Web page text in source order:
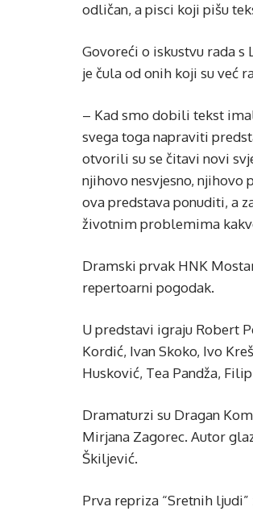
odličan, a pisci koji pišu
Govoreći o iskustvu rada s
je čula od onih koji su već
– Kad smo dobili tekst
svega toga napraviti
otvorili su se čitavi novi
njihovo nesvjesno, njihovo
ova predstava ponuditi, a
životnim problemima
Dramski prvak HNK
repertoarni pogodak.
U predstavi igraju Robert
Kordić, Ivan Skoko, Ivo
Husković, Tea Pandža,
Dramaturzi su Dragan
Mirjana Zagorec. Autor
Škiljević.
Prva repriza “Sretnih ljudi”